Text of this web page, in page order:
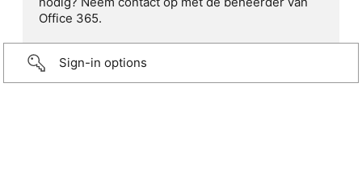
Office 365.
Sign-in options